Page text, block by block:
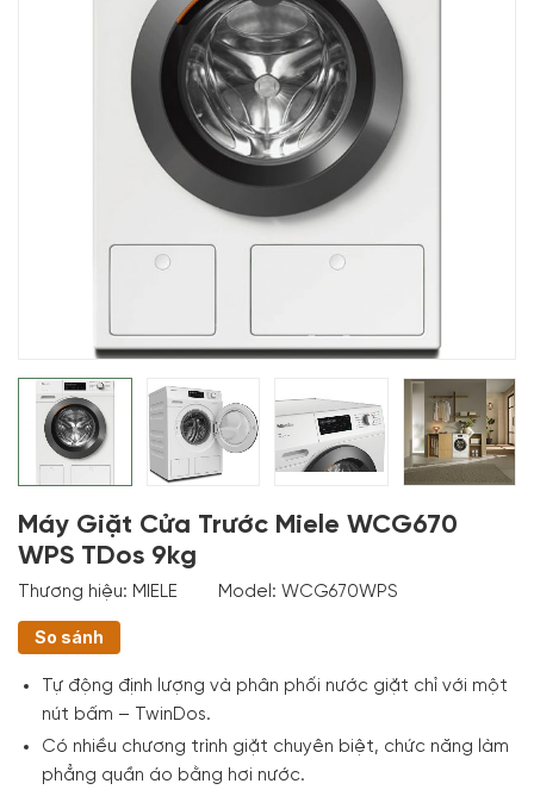
Máy Giặt Cửa Trước Miele WCG670
WPS TDos 9kg
Thương hiệu: MIELE Model: WCG670WPS
So sánh
Tự động định lượng và phân phối nước giặt chỉ với một
nút bấm – TwinDos.
Có nhiều chương trình giặt chuyên biệt, chức năng làm
phẳng quần áo bằng hơi nước.